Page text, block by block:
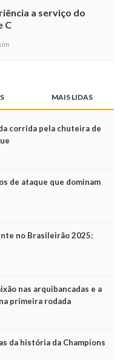
a serviço do
C
MAIS LIDAS
corrida pela chuteira de
de ataque que dominam
no Brasileirão 2025:
nas arquibancadas e a
primeira rodada
da história da Champions